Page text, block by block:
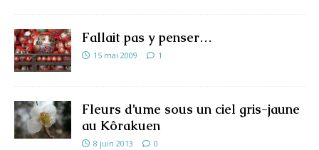
Fallait pas y penser…
15 mai 2009 1
Fleurs d’ume sous un ciel gris-jaune
au Kôrakuen
8 juin 2013 0